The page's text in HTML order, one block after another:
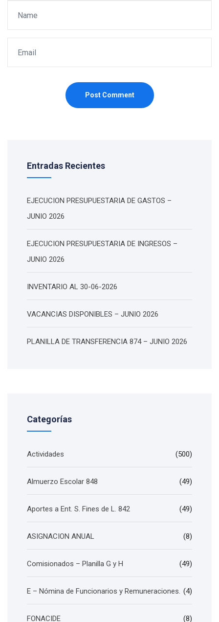
Post Comment
Entradas Recientes
EJECUCION PRESUPUESTARIA DE GASTOS –
JUNIO 2026
EJECUCION PRESUPUESTARIA DE INGRESOS –
JUNIO 2026
INVENTARIO AL 30-06-2026
VACANCIAS DISPONIBLES – JUNIO 2026
PLANILLA DE TRANSFERENCIA 874 – JUNIO 2026
Categorías
Actividades (500)
Almuerzo Escolar 848 (49)
Aportes a Ent. S. Fines de L. 842 (49)
ASIGNACION ANUAL (8)
Comisionados – Planilla G y H (49)
E – Nómina de Funcionarios y Remuneraciones. (4)
FONACIDE (8)